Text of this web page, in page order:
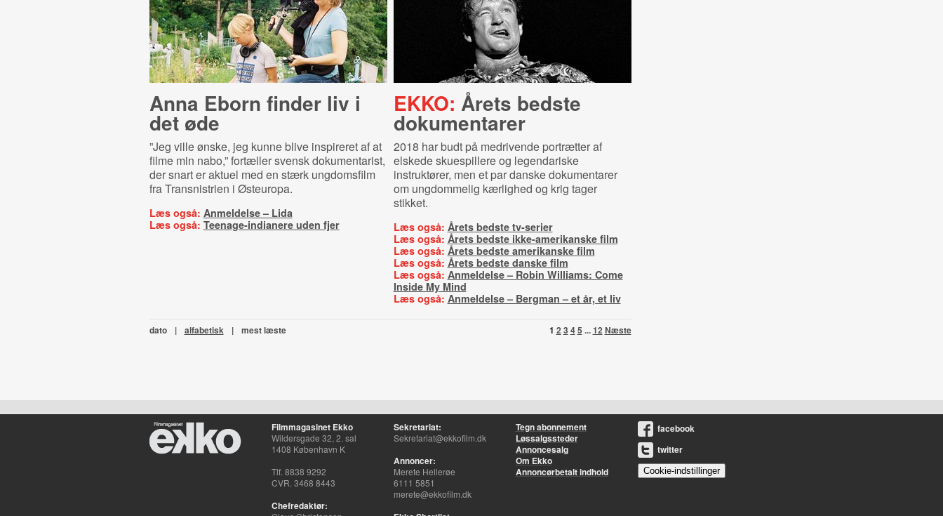
Anna Eborn finder liv i
det øde
”Jeg ville ønske, jeg kunne blive inspireret af at
filme min nabo,” fortæller svensk dokumentarist,
der snart er aktuel med en stærk ungdomsfilm
fra Transnistrien i Østeuropa.
Læs også: Anmeldelse – Lida
Læs også: Teenage-indianere uden fjer
EKKO: Årets bedste
dokumentarer
2018 har budt på medrivende portrætter af
elskede skuespillere og legendariske
instruktører, men et par danske dokumentarer
om ungdommelig kærlighed og krig tager
stikket.
Læs også: Årets bedste tv-serier
Læs også: Årets bedste ikke-amerikanske film
Læs også: Årets bedste amerikanske film
Læs også: Årets bedste danske film
Læs også: Anmeldelse – Robin Williams: Come
Inside My Mind
Læs også: Anmeldelse – Bergman – et år, et liv
1 2 3 45 ...12 Næste
dato | alfabetisk | mest læste
Filmmagasinet Ekko
Wildersgade 32, 2. sal
1408 København K
Tlf. 8838 9292
CVR. 3468 8443
Chefredaktør:
Sekretariat:
Sekretariat@ekkofilm.dk
Annoncer:
Merete Hellerøe
6111 5851
merete@ekkofilm.dk
Tegn abonnement
Løssalgssteder
Annoncesalg
Om Ekko
Annoncørbetalt indhold
facebook
twitter
Cookie-indstillinger